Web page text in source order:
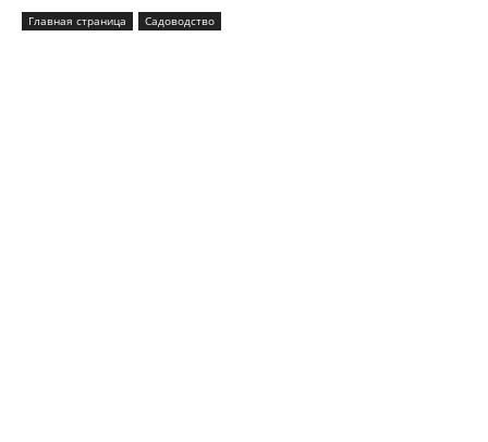
Главная страница Садоводство